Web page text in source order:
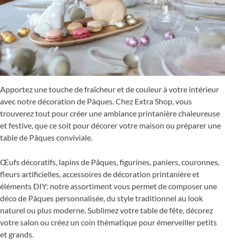
Apportez une touche de fraîcheur et de couleur à votre intérieur
avec notre décoration de Pâques. Chez Extra Shop, vous
trouverez tout pour créer une ambiance printanière chaleureuse
et festive, que ce soit pour décorer votre maison ou préparer une
table de Pâques conviviale.
Œufs décoratifs, lapins de Pâques, figurines, paniers, couronnes,
fleurs artificielles, accessoires de décoration printanière et
éléments DIY: notre assortiment vous permet de composer une
déco de Pâques personnalisée, du style traditionnel au look
naturel ou plus moderne. Sublimez votre table de fête, décorez
votre salon ou créez un coin thématique pour émerveiller petits
et grands.